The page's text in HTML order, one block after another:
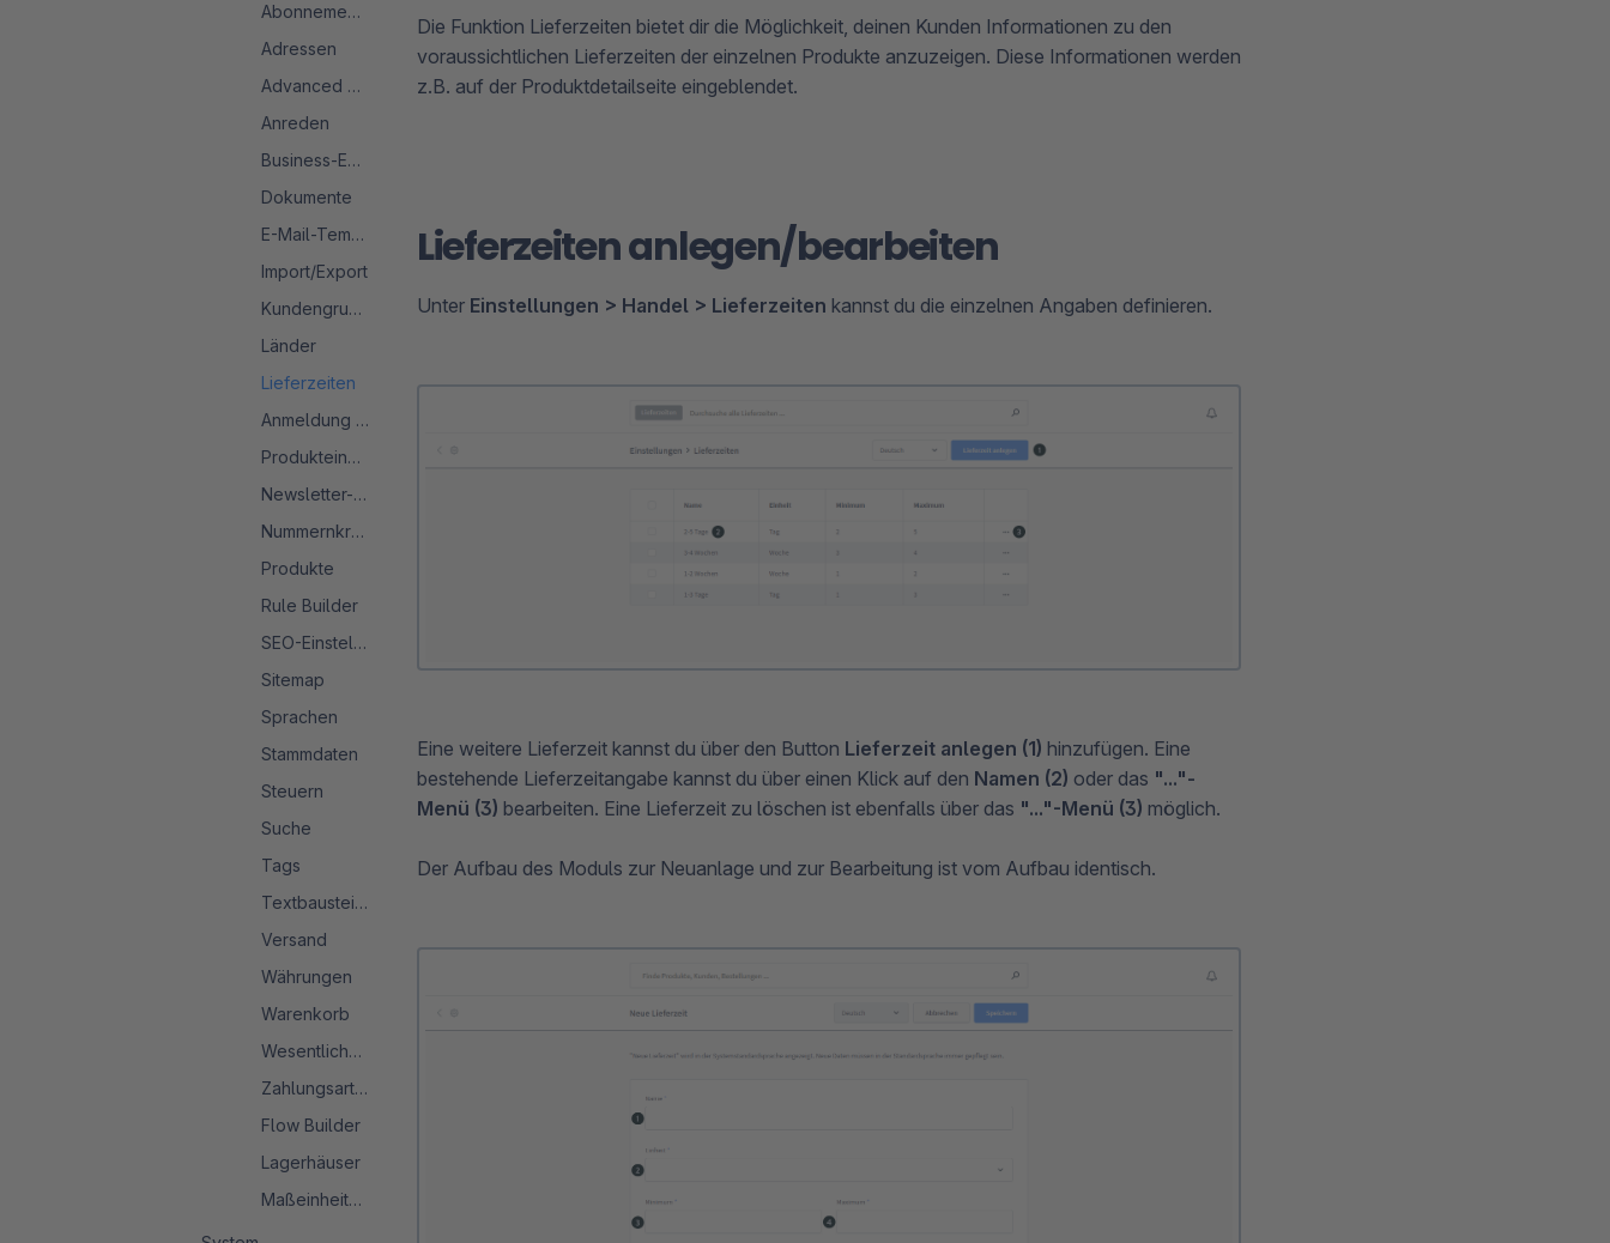
Abonnements
Adressen
Advanced Search 2.0
Anreden
Business-Events
Dokumente
E-Mail-Templates
Import/Export
Kundengruppen
Länder
Lieferzeiten
Anmeldung & Registrierung
Produkteinheiten
Newsletter-Konfiguration
Nummernkreise
Produkte
Rule Builder
SEO-Einstellungen
Sitemap
Sprachen
Stammdaten
Steuern
Suche
Tags
Textbausteine
Versand
Währungen
Warenkorb
Wesentliche Merkmale
Zahlungsarten
Flow Builder
Lagerhäuser
Maßeinheitensystem
Die Funktion Lieferzeiten bietet dir die Möglichkeit, deinen Kunden Informationen zu den
voraussichtlichen Lieferzeiten der einzelnen Produkte anzuzeigen. Diese Informationen werden
z.B. auf der Produktdetailseite eingeblendet.
Lieferzeiten anlegen/bearbeiten
Unter Einstellungen > Handel > Lieferzeiten kannst du die einzelnen Angaben definieren.
Eine weitere Lieferzeit kannst du über den Button Lieferzeit anlegen (1) hinzufügen. Eine
bestehende Lieferzeitangabe kannst du über einen Klick auf den Namen (2) oder das "..."-
Menü (3) bearbeiten. Eine Lieferzeit zu löschen ist ebenfalls über das "..."-Menü (3) möglich.
Der Aufbau des Moduls zur Neuanlage und zur Bearbeitung ist vom Aufbau identisch.